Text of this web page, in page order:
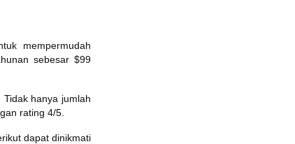
mempermudah
sebesar $99
hanya jumlah
rating 4/5.
dapat dinikmati